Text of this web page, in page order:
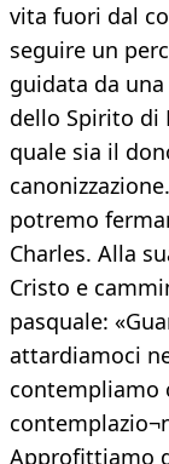
vita fuori dal
seguire un
guidata da
dello Spirito di
quale sia il
potremo
Charles. Alla
Cristo e
pasquale:
attardiamoci
contempliamo
Approfittiamo